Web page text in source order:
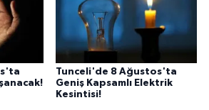
Tunceli'de 8 Ağustos'ta
Geniş Kapsamlı Elektrik
Kesintisi!